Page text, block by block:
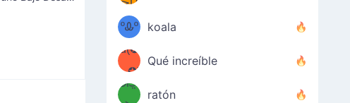
≧U
≦✿)
₍ᐢ｡
ºᎲº
｡ᐢ₎
koala
d(✪
‿✪)
Qué increíble
ᘛ⁐̤ᕐ
ratón